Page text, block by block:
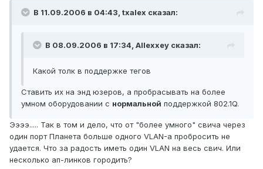
В 11.09.2006 в 04:43, txalex сказал:
В 08.09.2006 в 17:34, Allexxey сказал:
Какой толк в поддержке тегов
Ставить их на энд юзеров, а пробрасывать на более
умном оборудовании с нормальной поддержкой 802.1Q.
Ээээ..... Так в том и дело, что от "более умного" свича через
один порт Планета больше одного VLAN-а пробросить не
удается. Что за радость иметь один VLAN на весь свич. Или
несколько ап-линков городить?